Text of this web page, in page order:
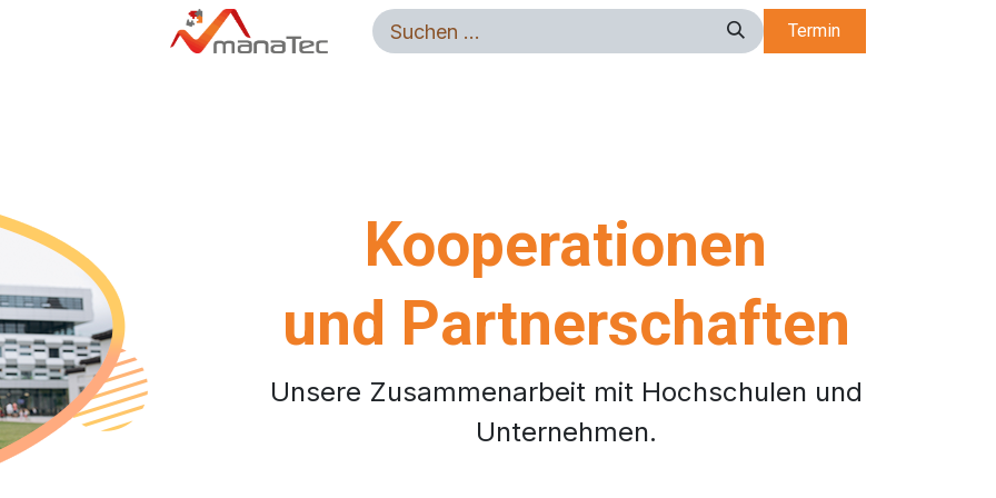
Auftrag Widerrufen Termin
Kooperationen
und Partnerschaften
Unsere Zusammenarbeit mit Hochschulen und
Unternehmen.